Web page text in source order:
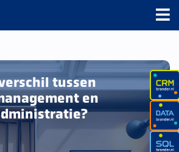
tussen
en